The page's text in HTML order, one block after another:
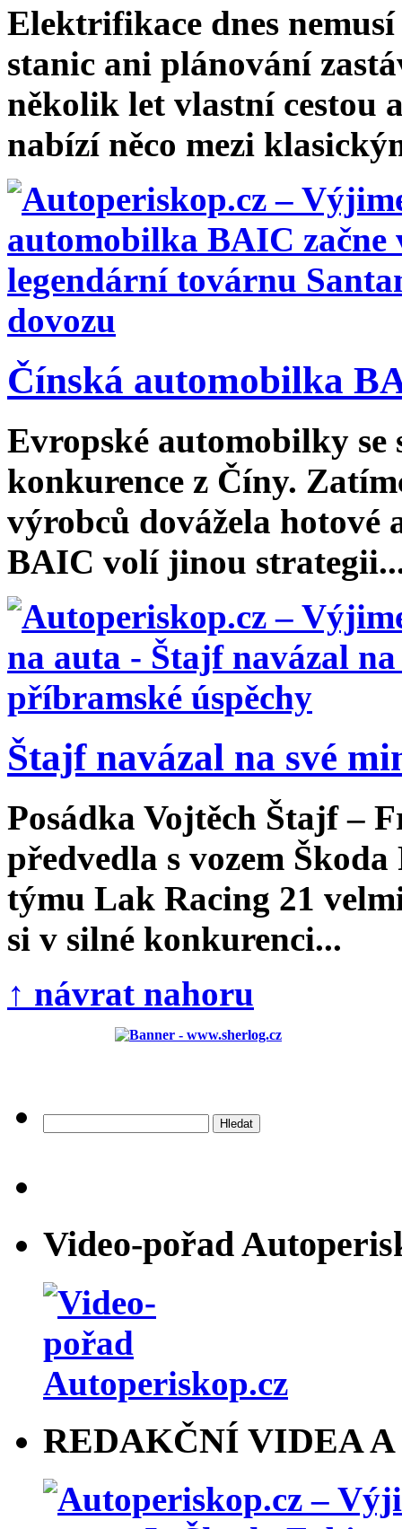
Elektrifikace dnes
stanic ani plánování
několik let vlastní cestou
nabízí něco mezi
Čínská automobilka
Evropské automobilky
konkurence z Číny.
výrobců dovážela hotové
BAIC volí jinou
Štajf navázal na své
Posádka Vojtěch Štajf –
předvedla s vozem
týmu Lak Racing 21
si v silné konkurenci...
↑ návrat nahoru
Video-pořad
REDAKČNÍ VIDEA A